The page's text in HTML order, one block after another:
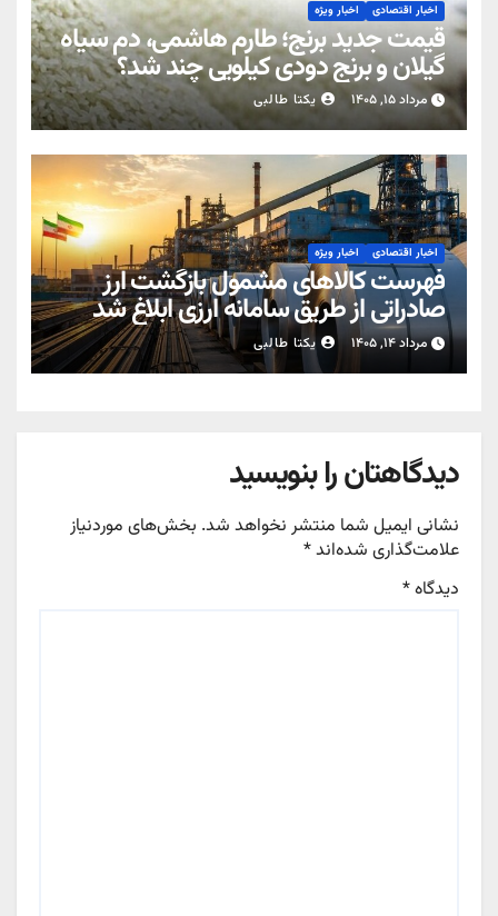
اخبار اقتصادی اخبار ویژه
قیمت جدید برنج؛ طارم هاشمی، دم سیاه
گیلان و برنج دودی کیلویی چند شد؟
مرداد ۱۵, ۱۴۰۵ یکتا طالبی
اخبار اقتصادی اخبار ویژه
فهرست کالاهای مشمول بازگشت ارز
صادراتی از طریق سامانه ارزی ابلاغ شد
مرداد ۱۴, ۱۴۰۵ یکتا طالبی
دیدگاهتان را بنویسید
نشانی ایمیل شما منتشر نخواهد شد. بخش‌های موردنیاز
علامت‌گذاری شده‌اند*
دیدگاه*